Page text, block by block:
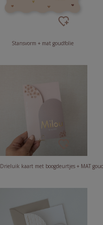
Stansvorm + mat goudfolie
Drieluik kaart met boogdeurtjes + MAT